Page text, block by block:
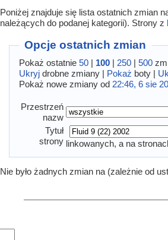
Poniżej znajduje się lista ostatnich zmian
należących do podanej kategorii). Strony z
Opcje ostatnich zmian
Pokaż ostatnie 50| 100| 250| 500
Ukryjdrobne zmiany | Pokaż boty |
Pokaż nowe zmiany od 22:46, 6 sie
Przestrzeń
nazw
Tytuł
strony linkowanych, a na
Nie było żadnych zmian na (zależnie od